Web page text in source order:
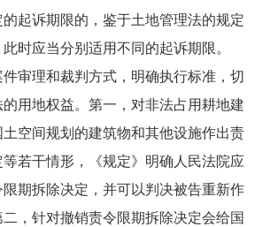
起诉期限的，鉴于土地管理法的规定
时应当分别适用不同的起诉期限。
理和裁判方式，明确执行标准，切
用地权益。第一，对非法占用耕地建
空间规划的建筑物和其他设施作出责
若干情形，《规定》明确人民法院应
期拆除决定，并可以判决被告重新作
，针对撤销责令限期拆除决定会给国